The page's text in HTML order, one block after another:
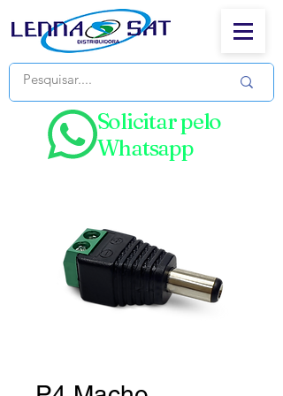
Solicitar pelo
Whatsapp